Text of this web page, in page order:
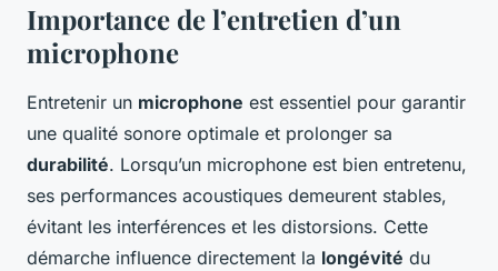
Importance de l’entretien d’un
microphone
Entretenir un microphone est essentiel pour garantir
une qualité sonore optimale et prolonger sa
durabilité. Lorsqu’un microphone est bien entretenu,
ses performances acoustiques demeurent stables,
évitant les interférences et les distorsions. Cette
démarche influence directement la longévité du